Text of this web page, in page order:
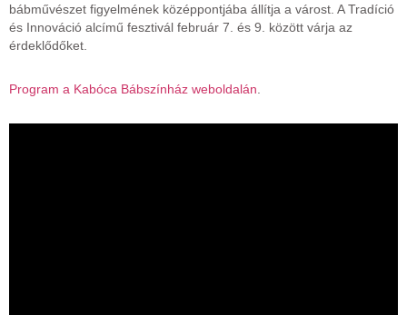
bábművészet figyelmének középpontjába állítja a várost. A Tradíció
és Innováció alcímű fesztivál február 7. és 9. között várja az
érdeklődőket.
Program a Kabóca Bábszínház weboldalán